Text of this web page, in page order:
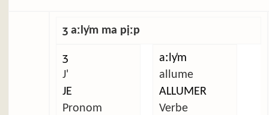
ʒ aːly̜m ma pịːp
ʒ
J'
JE
Pronom
aːly̜m
allume
ALLUMER
Verbe